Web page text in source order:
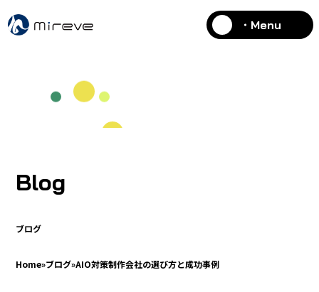
・Menu
Blog
ブログ
Home»ブログ»AIO対策制作会社の選び方と成功事例